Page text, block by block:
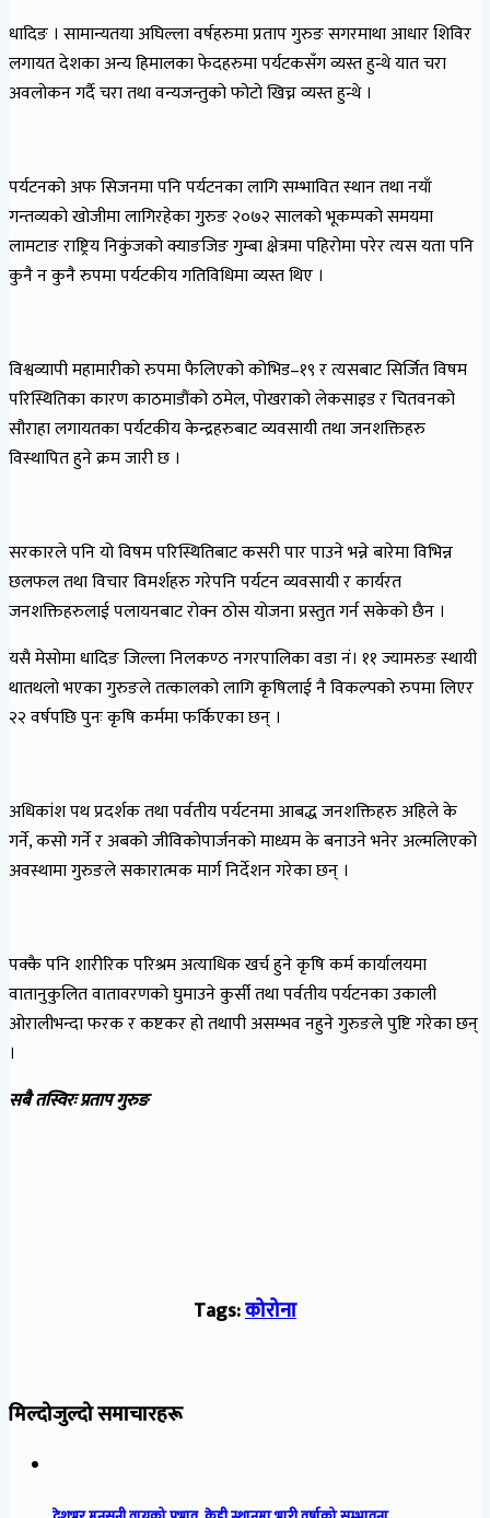
धादिङ । सामान्यतया अघिल्ला वर्षहरुमा प्रताप गुरुङ सगरमाथा आधार शिविर
लगायत देशका अन्य हिमालका फेदहरुमा पर्यटकसँग व्यस्त हुन्थे यात चरा
अवलोकन गर्दै चरा तथा वन्यजन्तुको फोटो खिच्न व्यस्त हुन्थे ।
पर्यटनको अफ सिजनमा पनि पर्यटनका लागि सम्भावित स्थान तथा नयाँ
गन्तव्यको खोजीमा लागिरहेका गुरुङ २०७२ सालको भूकम्पको समयमा
लामटाङ राष्ट्रिय निकुंजको क्याङजिङ गुम्बा क्षेत्रमा पहिरोमा परेर त्यस यता पनि
कुनै न कुनै रुपमा पर्यटकीय गतिविधिमा व्यस्त थिए ।
विश्वव्यापी महामारीको रुपमा फैलिएको कोभिड–१९ र त्यसबाट सिर्जित विषम
परिस्थितिका कारण काठमाडौंको ठमेल, पोखराको लेकसाइड र चितवनको
सौराहा लगायतका पर्यटकीय केन्द्रहरुबाट व्यवसायी तथा जनशक्तिहरु
विस्थापित हुने क्रम जारी छ ।
सरकारले पनि यो विषम परिस्थितिबाट कसरी पार पाउने भन्ने बारेमा विभिन्न
छलफल तथा विचार विमर्शहरु गरेपनि पर्यटन व्यवसायी र कार्यरत
जनशक्तिहरुलाई पलायनबाट रोक्न ठोस योजना प्रस्तुत गर्न सकेको छैन ।
यसै मेसोमा धादिङ जिल्ला निलकण्ठ नगरपालिका वडा नं। ११ ज्यामरुङ स्थायी
थातथलो भएका गुरुङले तत्कालको लागि कृषिलाई नै विकल्पको रुपमा लिएर
२२ वर्षपछि पुनः कृषि कर्ममा फर्किएका छन् ।
अधिकांश पथ प्रदर्शक तथा पर्वतीय पर्यटनमा आबद्ध जनशक्तिहरु अहिले के
गर्ने, कसो गर्ने र अबको जीविकोपार्जनको माध्यम के बनाउने भनेर अल्मलिएको
अवस्थामा गुरुङले सकारात्मक मार्ग निर्देशन गरेका छन् ।
पक्कै पनि शारीरिक परिश्रम अत्याधिक खर्च हुने कृषि कर्म कार्यालयमा
वातानुकुलित वातावरणको घुमाउने कुर्सी तथा पर्वतीय पर्यटनका उकाली
ओरालीभन्दा फरक र कष्टकर हो तथापी असम्भव नहुने गुरुङले पुष्टि गरेका छन्
।
सबै तस्विरः प्रताप गुरुङ
Tags:कोरोना
मिल्दोजुल्दो समाचारहरू